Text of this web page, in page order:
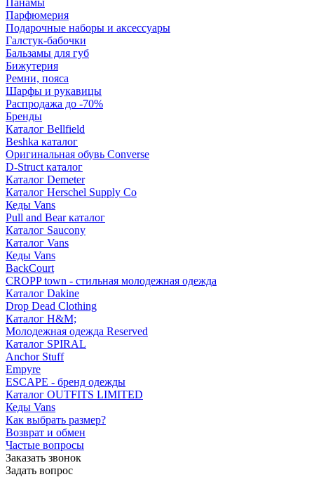
Панамы
Парфюмерия
Подарочные наборы и аксессуары
Галстук-бабочки
Бальзамы для губ
Бижутерия
Ремни, пояса
Шарфы и рукавицы
Распродажа до -70%
Бренды
Каталог Bellfield
Beshka каталог
Оригинальная обувь Converse
D-Struct каталог
Каталог Demeter
Каталог Herschel Supply Co
Кеды Vans
Pull and Bear каталог
Каталог Saucony
Каталог Vans
Кеды Vans
BackCourt
CROPP town - стильная молодежная одежда
Каталог Dakine
Drop Dead Clothing
Каталог H&M;
Молодежная одежда Reserved
Каталог SPIRAL
Anchor Stuff
Empyre
ESCAPE - бренд одежды
Каталог OUTFITS LIMITED
Кеды Vans
Как выбрать размер?
Возврат и обмен
Частые вопросы
Заказать звонок
Задать вопрос